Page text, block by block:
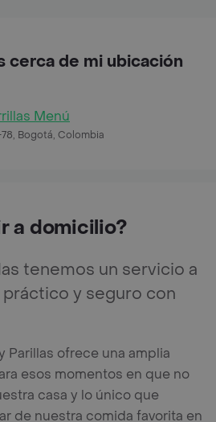
cerca de mi ubicación
Menú
Bogotá, Colombia
a domicilio?
tenemos un servicio a
y seguro con
Parillas ofrece una amplia
esos momentos en que no
casa y lo único que
de nuestra comida favorita en